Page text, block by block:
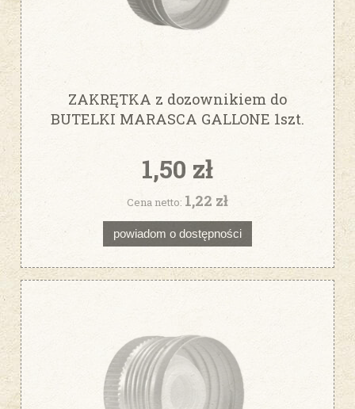
ZAKRĘTKA z dozownikiem do
BUTELKI MARASCA GALLONE 1szt.
1,50 zł
Cena netto: 1,22 zł
powiadom o dostępności